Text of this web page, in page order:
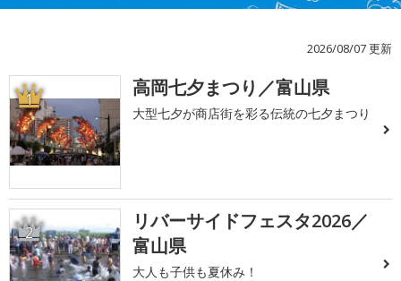
2026/08/07 更新
1 高岡七夕まつり／富山県
大型七夕が商店街を彩る伝統の七夕まつり
2
リバーサイドフェスタ2026／
富山県
大人も子供も夏休み！